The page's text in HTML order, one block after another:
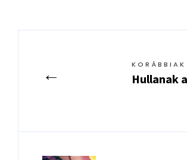
← KORÁBBIAK
Hullanak